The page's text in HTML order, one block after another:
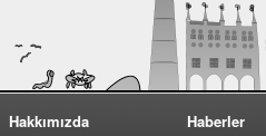
Hakkımızda
Haberler